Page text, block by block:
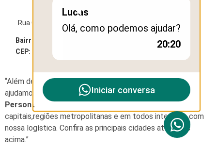
Rua George Ohm, 230 - Torre B
Bairro:
CEP:
“Além de soluções de design e webdesign, também
ajudamos empresas comBrindes Corporativos
Personalizados que no Brasil entregamosem
capitais,regiões metropolitanas e em todos interiores com
nossa logística. Confira as principais cidades atendidas
acima.”
Lucas
Olá, como podemos ajudar?
20:20
Iniciar conversa